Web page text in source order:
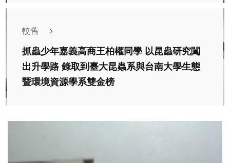
較舊
抓蟲少年嘉義高商王柏權同學 以昆蟲研究闖
出升學路 錄取到臺大昆蟲系與台南大學生態
暨環境資源學系雙金榜